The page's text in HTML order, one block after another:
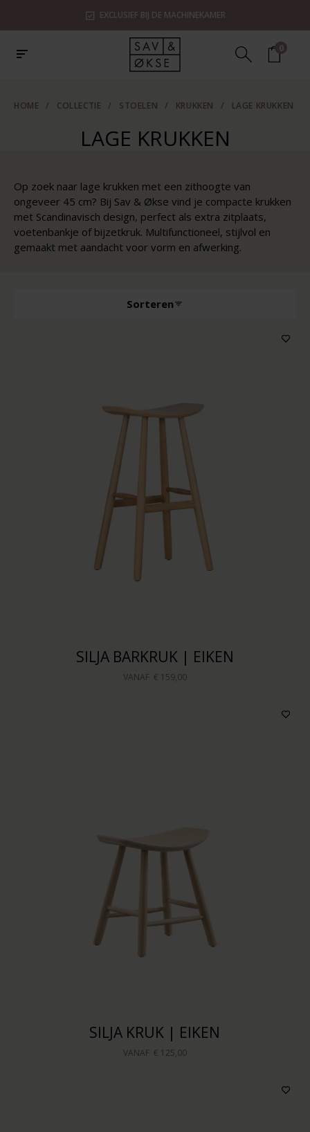
EXCLUSIEF BIJ DE MACHINEKAMER
0
HOME / COLLECTIE / STOELEN / KRUKKEN / LAGE KRUKKEN
LAGE KRUKKEN
Op zoek naar lage krukken met een zithoogte van
ongeveer 45 cm? Bij Sav & Økse vind je compacte krukken
met Scandinavisch design, perfect als extra zitplaats,
voetenbankje of bijzetkruk. Multifunctioneel, stijlvol en
gemaakt met aandacht voor vorm en afwerking.
Sorteren
SILJA BARKRUK | EIKEN
VANAF € 159,00
SILJA KRUK | EIKEN
VANAF € 125,00